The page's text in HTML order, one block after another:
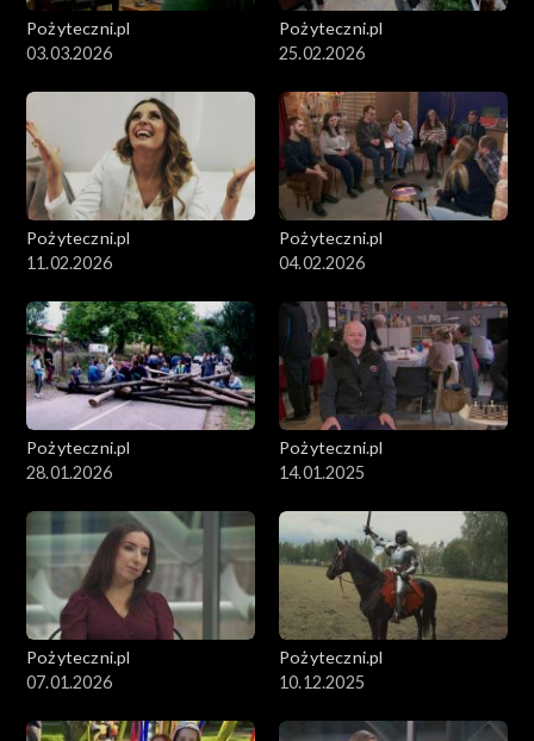
Pożyteczni.pl
03.03.2026
Pożyteczni.pl
25.02.2026
Pożyteczni.pl
11.02.2026
Pożyteczni.pl
04.02.2026
Pożyteczni.pl
28.01.2026
Pożyteczni.pl
14.01.2025
Pożyteczni.pl
07.01.2026
Pożyteczni.pl
10.12.2025